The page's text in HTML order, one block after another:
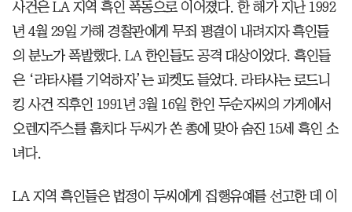
사건은 LA 지역 흑인 폭동으로 이어졌다. 한 해가 지난 1992
년 4월 29일 가해 경찰관에게 무죄 평결이 내려지자 흑인들
의 분노가 폭발했다. LA 한인들도 공격 대상이었다. 흑인들
은 ‘라타샤를 기억하자’는 피켓도 들었다. 라타샤는 로드니
킹 사건 직후인 1991년 3월 16일 한인 두순자씨의 가게에서
오렌지주스를 훔치다 두씨가 쏜 총에 맞아 숨진 15세 흑인 소
녀다.
LA 지역 흑인들은 법정이 두씨에게 집행유예를 선고한 데 이